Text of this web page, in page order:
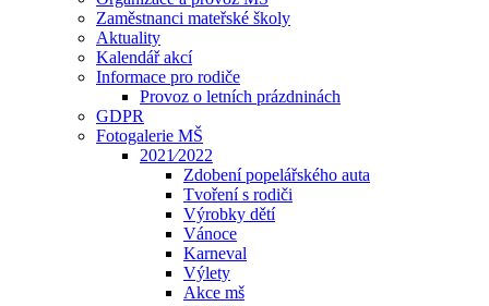
Zaměstnanci mateřské školy
Aktuality
Kalendář akcí
Informace pro rodiče
Provoz o letních prázdninách
GDPR
Fotogalerie MŠ
2021⁄2022
Zdobení popelářského auta
Tvoření s rodiči
Výrobky dětí
Vánoce
Karneval
Výlety
Akce mš